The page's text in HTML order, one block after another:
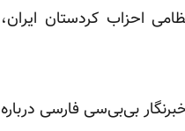
احزاب کردستان ایران،
بی‌بی‌سی فارسی درباره